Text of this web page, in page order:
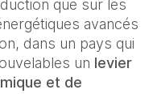
que sur les
avancés
dans un pays qui
un levier
et de